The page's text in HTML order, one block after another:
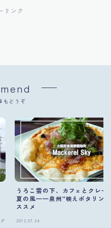
リンク
もどうぞ
うろこ雲の下、カフェとクレー
夏の風——泉州“映えポタリン
ススメ
2012.07.24